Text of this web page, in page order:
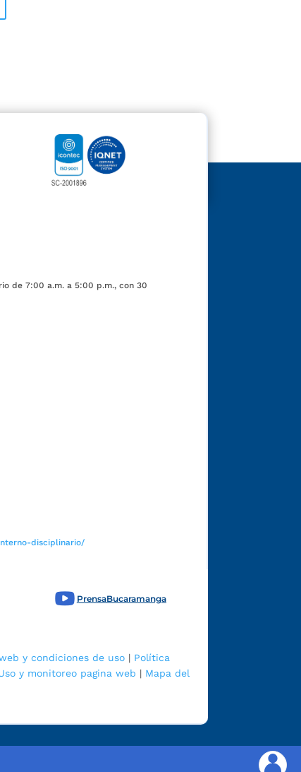
de 7:00 a.m. a 5:00 p.m., con 30
disciplinario/
PrensaBucaramanga
y condiciones de uso | Política
y monitoreo pagina web | Mapa del